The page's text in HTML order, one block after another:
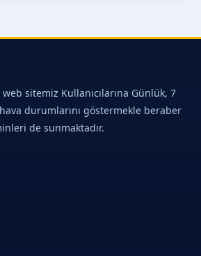
sitemiz Kullanıcılarına Günlük, 7
durumlarını göstermekle beraber
de sunmaktadır.